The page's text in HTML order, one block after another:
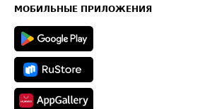
Техническая информация
МОБИЛЬНЫЕ ПРИЛОЖЕНИЯ